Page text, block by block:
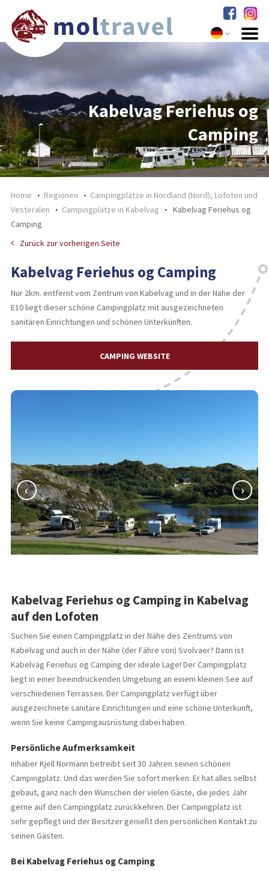
Kabelvag Feriehus og
Camping
Home Regionen
Campingplätze in Nordland (Nord), Lofoten und
Vesteralen
Campingplätze in Kabelvag
Kabelvag Feriehus og
Camping
Zurück zur vorherigen Seite
Kabelvag Feriehus og Camping
Nur 2km. entfernt vom Zentrum von Kabelvag und in der Nähe der
E10 liegt dieser schöne Campingplatz mit ausgezeichneten
sanitären Einrichtungen und schönen Unterkünften.
CAMPING WEBSITE
‹ ›
Kabelvag Feriehus og Camping in Kabelvag
auf den Lofoten
Suchen Sie einen Campingplatz in der Nähe des Zentrums von
Kabelvag und auch in der Nähe (der Fähre von) Svolvaer? Dann ist
Kabelvag Feriehus og Camping der ideale Lage! Der Campingplatz
liegt in einer beeindruckenden Umgebung an einem kleinen See auf
verschiedenen Terrassen. Der Campingplatz verfügt über
ausgezeichnete sanitäre Einrichtungen und eine schöne Unterkunft,
wenn Sie keine Campingausrüstung dabei haben.
Persönliche Aufmerksamkeit
Inhaber Kjell Normann betreibt seit 30 Jahren seinen schönen
Campingplatz. Und das werden Sie sofort merken. Er hat alles selbst
gebaut, ganz nach den Wünschen der vielen Gäste, die jedes Jahr
gerne auf den Campingplatz zurückkehren. Der Campingplatz ist
sehr gepflegt und der Besitzer genießt den persönlichen Kontakt zu
seinen Gästen.
Bei Kabelvag Feriehus og Camping